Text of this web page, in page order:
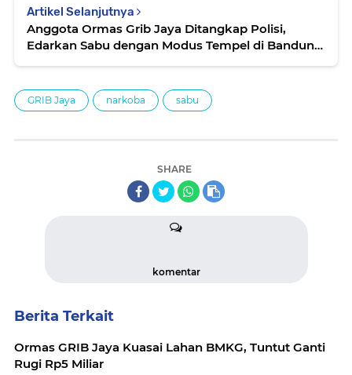
Artikel Selanjutnya
Anggota Ormas Grib Jaya Ditangkap Polisi,
Edarkan Sabu dengan Modus Tempel di Bandung
GRIB Jaya narkoba sabu
SHARE
komentar
Berita Terkait
Ormas GRIB Jaya Kuasai Lahan BMKG, Tuntut Ganti
Rugi Rp5 Miliar